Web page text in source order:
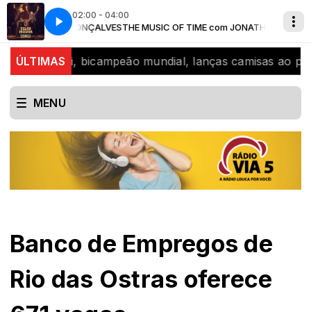
02:00 - 04:00
GONÇALVESTHE MUSIC OF TIME com JONATHAN
Fazenda Rionegro e Solimões - Velha Fazenda
BAÚ SERTANEJO
ÚLTIMAS
Didi, bicampeão mundial, lanças camisas ao público
MENU
Banco de Empregos de
Rio das Ostras oferece